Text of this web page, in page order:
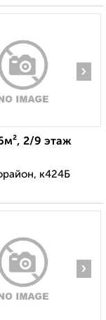
›
2/9 этаж
к424Б
›